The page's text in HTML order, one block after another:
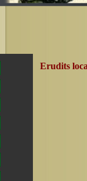
Erudits